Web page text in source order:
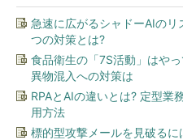
急速に広がるシャドーAIの
つの対策とは?
食品衛生の「7S活動」はや
異物混入への対策は
RPAとAIの違いとは? 定型業
用方法
標的型攻撃メールを見破る